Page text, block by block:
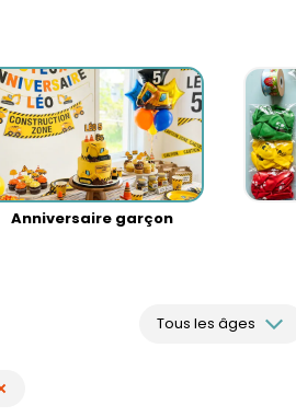
Anniversaire garçon
Tous les âges